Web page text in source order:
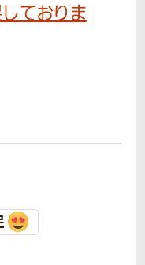
ておりま